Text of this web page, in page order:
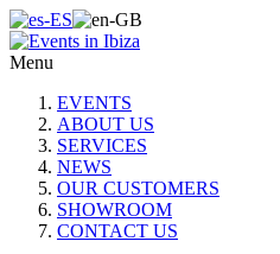
Menu
EVENTS
ABOUT US
SERVICES
NEWS
OUR CUSTOMERS
SHOWROOM
CONTACT US